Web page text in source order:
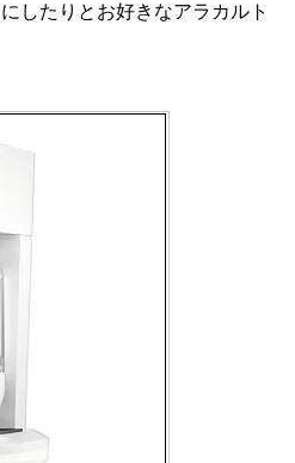
したりとお好きなアラカルト